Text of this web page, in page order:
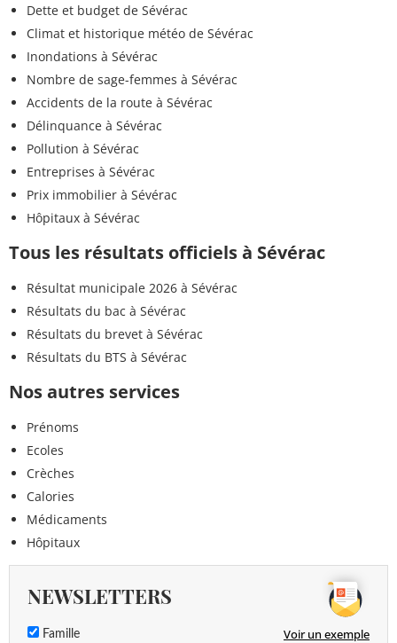
Dette et budget de Sévérac
Climat et historique météo de Sévérac
Inondations à Sévérac
Nombre de sage-femmes à Sévérac
Accidents de la route à Sévérac
Délinquance à Sévérac
Pollution à Sévérac
Entreprises à Sévérac
Prix immobilier à Sévérac
Hôpitaux à Sévérac
Tous les résultats officiels à Sévérac
Résultat municipale 2026 à Sévérac
Résultats du bac à Sévérac
Résultats du brevet à Sévérac
Résultats du BTS à Sévérac
Nos autres services
Prénoms
Ecoles
Crèches
Calories
Médicaments
Hôpitaux
NEWSLETTERS
Famille Voir un exemple